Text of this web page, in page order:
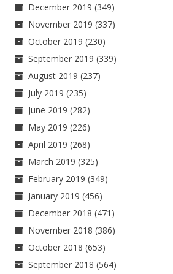
December 2019 (349)
November 2019 (337)
October 2019 (230)
September 2019 (339)
August 2019 (237)
July 2019 (235)
June 2019 (282)
May 2019 (226)
April 2019 (268)
March 2019 (325)
February 2019 (349)
January 2019 (456)
December 2018 (471)
November 2018 (386)
October 2018 (653)
September 2018 (564)